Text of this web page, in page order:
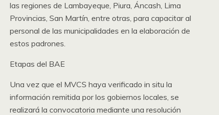
las regiones de Lambayeque, Piura, Áncash, Lima
Provincias, San Martín, entre otras, para capacitar al
personal de las municipalidades en la elaboración de
estos padrones.
Etapas del BAE
Una vez que el MVCS haya verificado in situ la
información remitida por los gobiernos locales, se
realizará la convocatoria mediante una resolución